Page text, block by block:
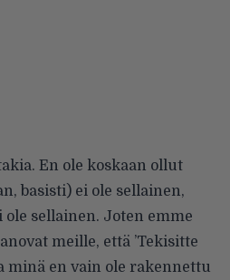
En ole koskaan ollut
basisti) ei ole sellainen,
sellainen. Joten emme
meille, että ’Tekisitte
minä en vain ole rakennettu